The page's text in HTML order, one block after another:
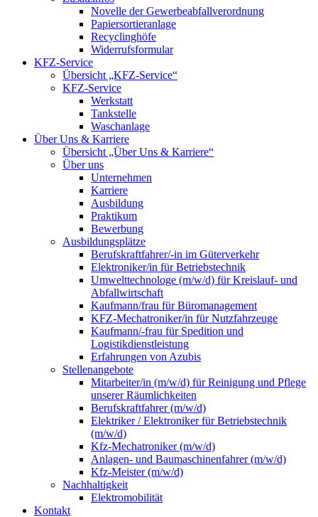
Novelle der Gewerbeabfallverordnung
Papiersortieranlage
Recyclinghöfe
Widerrufsformular
KFZ-Service
Übersicht „KFZ-Service“
KFZ-Service
Werkstatt
Tankstelle
Waschanlage
Über Uns & Karriere
Übersicht „Über Uns & Karriere“
Über uns
Unternehmen
Karriere
Ausbildung
Praktikum
Bewerbung
Ausbildungsplätze
Berufskraftfahrer/-in im Güterverkehr
Elektroniker/in für Betriebstechnik
Umwelttechnologe (m/w/d) für Kreislauf- und
Abfallwirtschaft
Kaufmann/frau für Büromanagement
KFZ-Mechatroniker/in für Nutzfahrzeuge
Kaufmann/-frau für Spedition und
Logistikdienstleistung
Erfahrungen von Azubis
Stellenangebote
Mitarbeiter/in (m/w/d) für Reinigung und Pflege
unserer Räumlichkeiten
Berufskraftfahrer (m/w/d)
Elektriker / Elektroniker für Betriebstechnik
(m/w/d)
Kfz-Mechatroniker (m/w/d)
Anlagen- und Baumaschinenfahrer (m/w/d)
Kfz-Meister (m/w/d)
Nachhaltigkeit
Elektromobilität
Kontakt